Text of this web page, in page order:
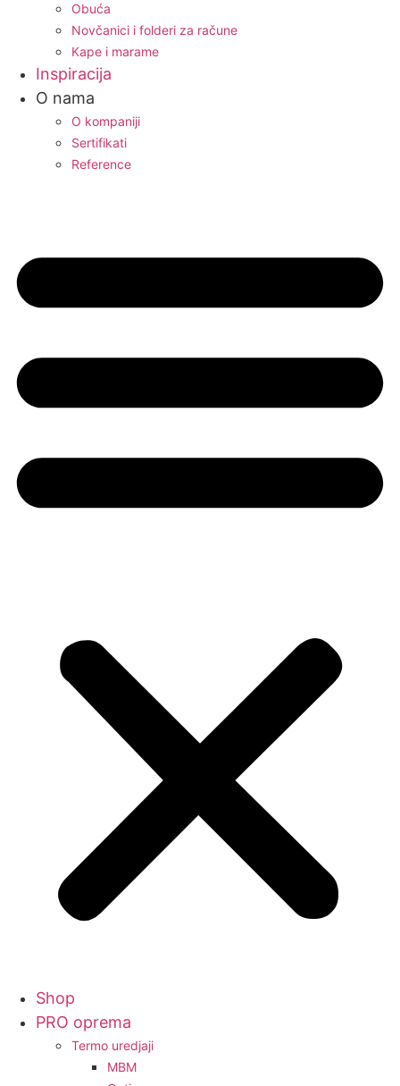
Obuća
Novčanici i folderi za račune
Kape i marame
Inspiracija
O nama
O kompaniji
Sertifikati
Reference
Shop
PRO oprema
Termo uredjaji
MBM